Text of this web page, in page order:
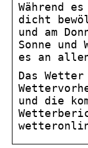
Während
dicht
und am
Sonne
es an
Das
und die